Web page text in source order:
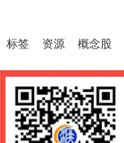
标签 资源 概念股